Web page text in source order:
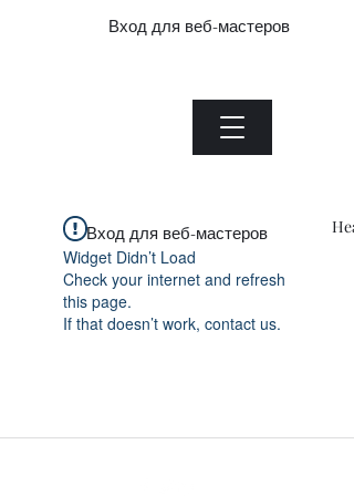
Вход для веб-мастеров
Вход для веб-мастеров
Widget Didn’t Load
Check your internet and refresh
this page.
If that doesn’t work, contact us.